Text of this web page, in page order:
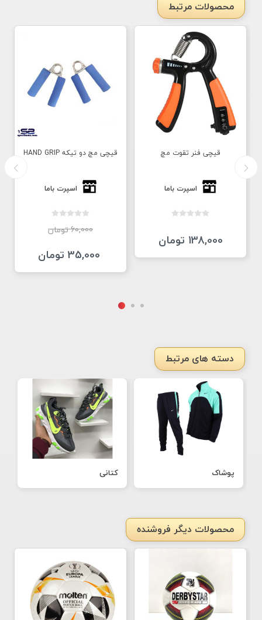
محصولات مرتبط
قیچی فنر تقوت مچ
اسپرت باما
138,000 تومان
قیچی مچ دو تیکه HAND GRIP
اسپرت باما
60,000 تومان
35,000 تومان
دسته های مرتبط
پوشاک کتانی
محصولات دیگر فروشنده